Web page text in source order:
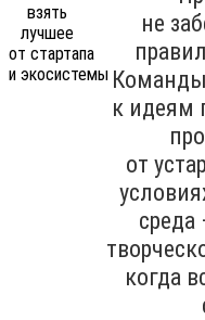
не
к идеям
от
когда